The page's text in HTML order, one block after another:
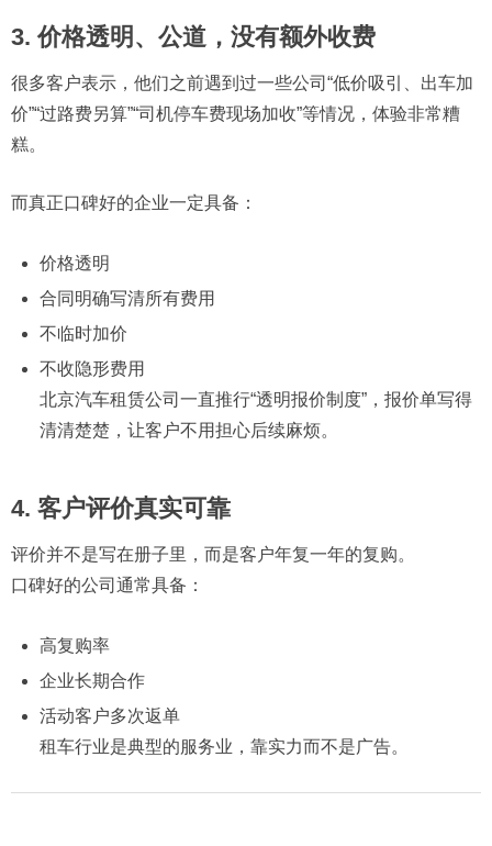
3. 价格透明、公道，没有额外收费
很多客户表示，他们之前遇到过一些公司“低价吸引、出车加
价”“过路费另算”“司机停车费现场加收”等情况，体验非常糟
糕。
而真正口碑好的企业一定具备：
价格透明
合同明确写清所有费用
不临时加价
不收隐形费用
北京汽车租赁公司一直推行“透明报价制度”，报价单写得
清清楚楚，让客户不用担心后续麻烦。
4. 客户评价真实可靠
评价并不是写在册子里，而是客户年复一年的复购。
口碑好的公司通常具备：
高复购率
企业长期合作
活动客户多次返单
租车行业是典型的服务业，靠实力而不是广告。